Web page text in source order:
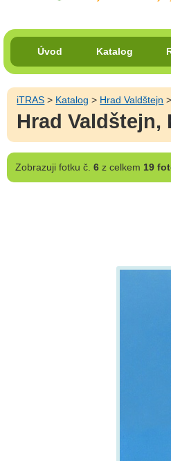
Úvod Katalog
iTRAS > Katalog > Hrad Valdštejn
Hrad
Zobrazujifotku č. 6z celkem 19